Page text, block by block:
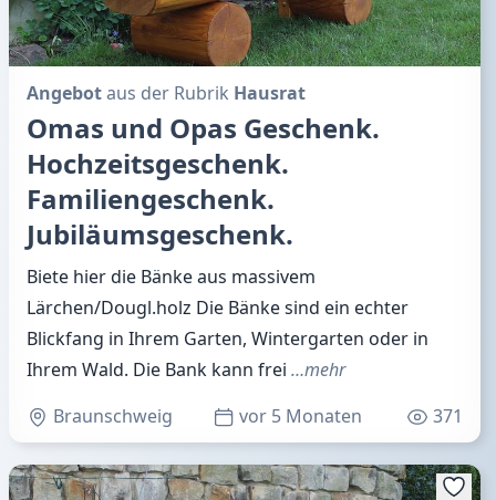
Angebotaus der Rubrik Hausrat
Omas und Opas Geschenk.
Hochzeitsgeschenk.
Familiengeschenk.
Jubiläumsgeschenk.
Biete hier die Bänke aus massivem
Lärchen/Dougl.holz Die Bänke sind ein echter
Blickfang in Ihrem Garten, Wintergarten oder in
Ihrem Wald. Die Bank kann frei …mehr
Braunschweig
vor 5 Monaten 371